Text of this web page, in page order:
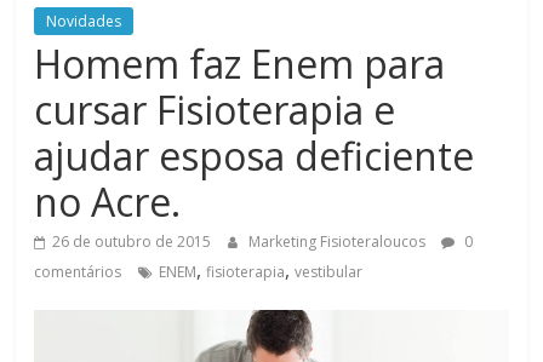
Novidades
Homem faz Enem para
cursar Fisioterapia e
ajudar esposa deficiente
no Acre.
26 de outubro de 2015 Marketing Fisioteraloucos
0
comentários
ENEM,fisioterapia,vestibular